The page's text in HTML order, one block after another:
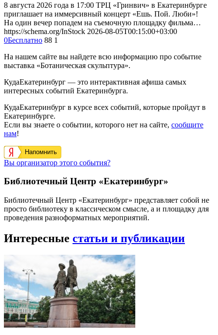
8 августа 2026 года в 17:00 ТРЦ «Гринвич» в Екатеринбурге
приглашает на иммерсивный концерт «Ешь. Пой. Люби»!
На один вечер попадем на съемочную площадку фильма…
https://schema.org/InStock 2026-08-05T00:15:00+03:00
0Бесплатно 88 1
На нашем сайте вы найдете всю информацию про событие
выставка «Ботаническая скульптура».
КудаЕкатеринбург — это интерактивная афиша самых
интересных событий Екатеринбурга.
КудаЕкатеринбург в курсе всех событий, которые пройдут в
Екатеринбурге.
Если вы знаете о событии, которого нет на сайте, сообщите
нам!
Напомнить
Вы организатор этого события?
Библиотечный Центр «Екатеринбург»
Библиотечный Центр «Екатеринбург» представляет собой не
просто библиотеку в классическом смысле, а и площадку для
проведения разноформатных мероприятий.
Интересные статьи и публикации